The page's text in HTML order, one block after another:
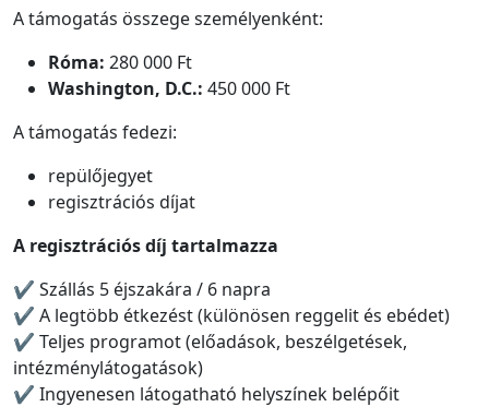
A támogatás összege személyenként:
Róma: 280 000 Ft
Washington, D.C.: 450 000 Ft
A támogatás fedezi:
repülőjegyet
regisztrációs díjat
A regisztrációs díj tartalmazza
✔ Szállás 5 éjszakára / 6 napra
✔ A legtöbb étkezést (különösen reggelit és ebédet)
✔ Teljes programot (előadások, beszélgetések,
intézménylátogatások)
✔ Ingyenesen látogatható helyszínek belépőit